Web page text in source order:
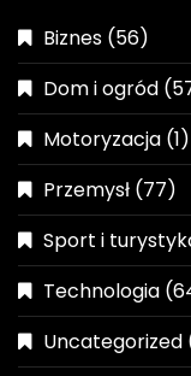
Biznes (56)
Dom i ogród
Motoryzacja (1)
Przemysł (77)
Sport i
Technologia
Uncategorized